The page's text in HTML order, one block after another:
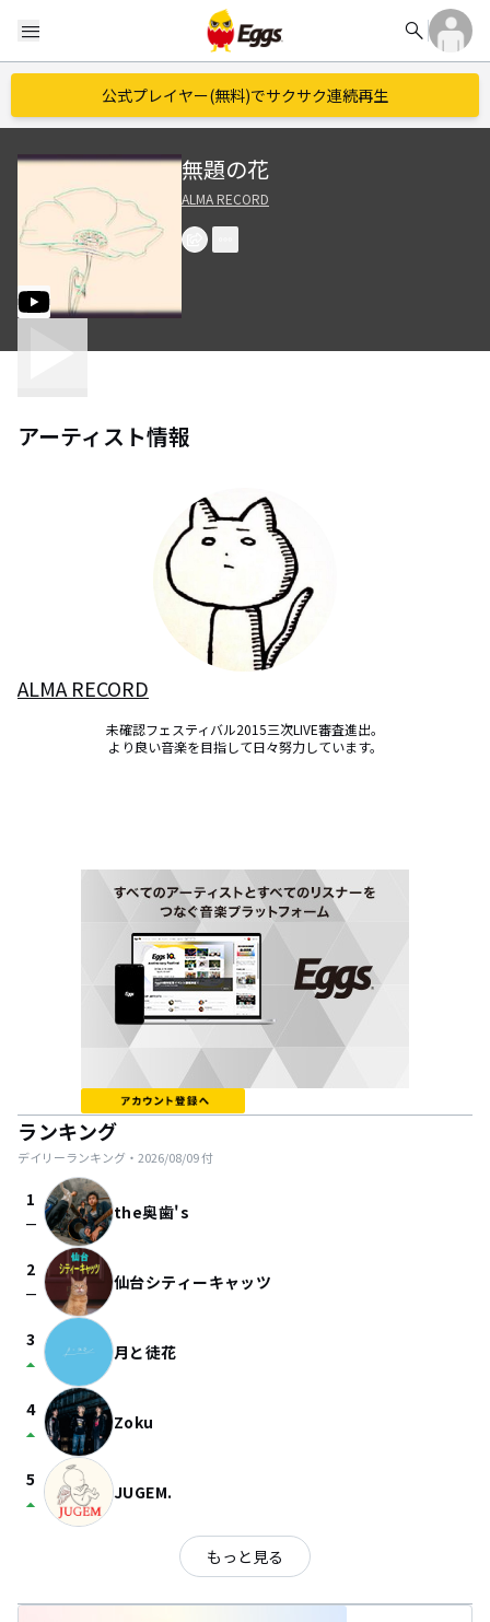
menu search
公式プレイヤー(無料)でサクサク連続再生
無題の花
ALMA RECORD
アーティスト情報
ALMA RECORD
未確認フェスティバル2015三次LIVE審査進出。
より良い音楽を目指して日々努力しています。
ランキング
デイリーランキング・ 2026/08/09付
1
check_indeterminate_small the奥歯's
2
check_indeterminate_small 仙台シティーキャッツ
3
arrow_drop_up 月と徒花
4
arrow_drop_up Zoku
5
arrow_drop_up JUGEM.
もっと見る